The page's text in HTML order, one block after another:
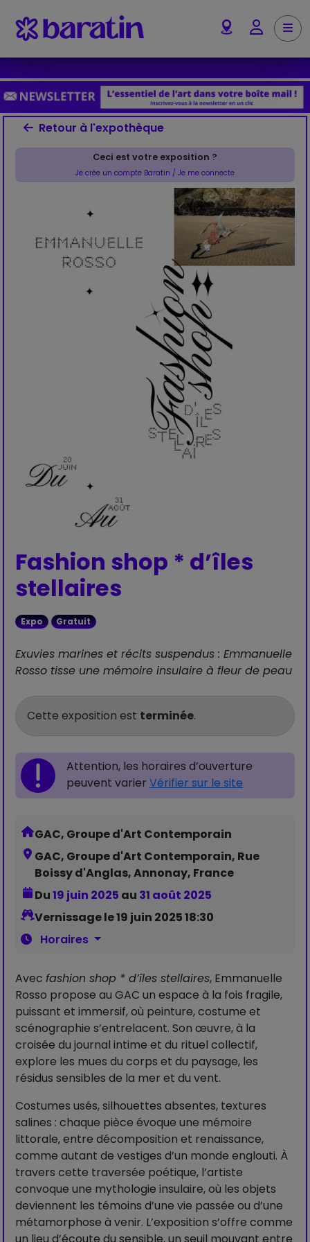
Account
Retour à l'expothèque
Ceci est votre exposition ?
Je crée un compte Baratin / Je me connecte
Fashion shop * d’îles
stellaires
Expo Gratuit
Exuvies marines et récits suspendus : Emmanuelle
Rosso tisse une mémoire insulaire à fleur de peau
Cette exposition est terminée.
Attention, les horaires d’ouverture
peuvent varier Vérifier sur le site
GAC, Groupe d'Art Contemporain
GAC, Groupe d'Art Contemporain, Rue
Boissy d'Anglas, Annonay, France
Du19 juin 2025 au 31 août 2025
Vernissage le 19 juin 2025 18:30
Horaires
Avec fashion shop * d’îles stellaires, Emmanuelle
Rosso propose au GAC un espace à la fois fragile,
puissant et immersif, où peinture, costume et
scénographie s’entrelacent. Son œuvre, à la
croisée du journal intime et du rituel collectif,
explore les mues du corps et du paysage, les
résidus sensibles de la mer et du vent.
Costumes usés, silhouettes absentes, textures
salines : chaque pièce évoque une mémoire
littorale, entre décomposition et renaissance,
comme autant de vestiges d’un monde englouti. À
travers cette traversée poétique, l’artiste
convoque une mythologie insulaire, où les objets
deviennent les témoins d’une vie passée ou d’une
métamorphose à venir. L’exposition s’offre comme
un lieu d’écoute du sensible, un seuil mouvant entre